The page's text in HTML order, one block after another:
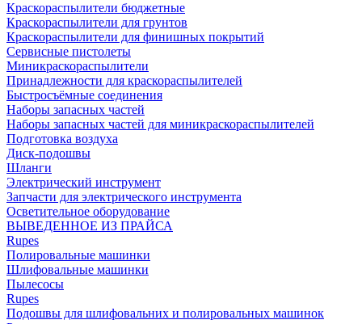
Краскораспылители бюджетные
Краскораспылители для грунтов
Краскораспылители для финишных покрытий
Сервисные пистолеты
Миникраскораспылители
Принадлежности для краскораспылителей
Быстросъёмные соединения
Наборы запасных частей
Наборы запасных частей для миникраскораспылителей
Подготовка воздуха
Диск-подошвы
Шланги
Электрический инструмент
Запчасти для электрического инструмента
Осветительное оборудование
ВЫВЕДЕННОЕ ИЗ ПРАЙСА
Rupes
Полировальные машинки
Шлифовальные машинки
Пылесосы
Rupes
Подошвы для шлифовальних и полировальных машинок